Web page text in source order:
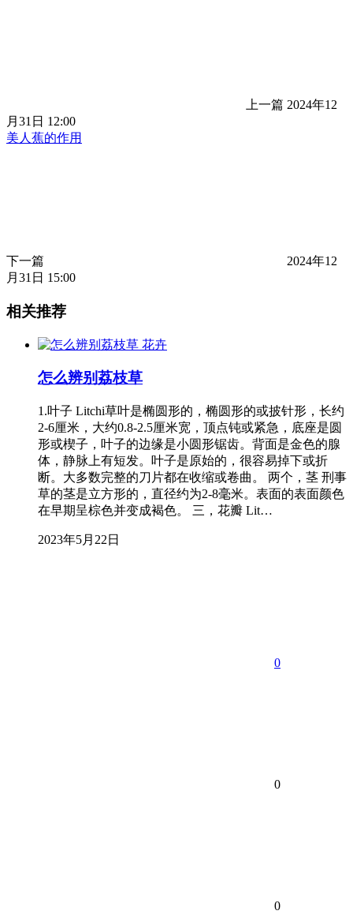
上一篇 2024年12
月31日 12:00
美人蕉的作用
下一篇
2024年12
月31日 15:00
相关推荐
花卉
怎么辨别荔枝草
1.叶子 Litchi草叶是椭圆形的，椭圆形的或披针形，长约
2-6厘米，大约0.8-2.5厘米宽，顶点钝或紧急，底座是圆
形或楔子，叶子的边缘是小圆形锯齿。背面是金色的腺
体，静脉上有短发。叶子是原始的，很容易掉下或折
断。大多数完整的刀片都在收缩或卷曲。 两个，茎 刑事
草的茎是立方形的，直径约为2-8毫米。表面的表面颜色
在早期呈棕色并变成褐色。 三，花瓣 Lit…
2023年5月22日
0
0
0